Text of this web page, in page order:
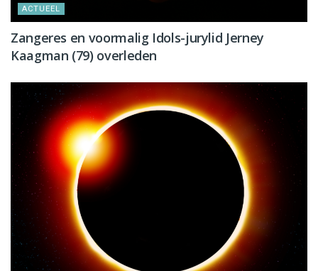
ACTUEEL
Zangeres en voormalig Idols-jurylid Jerney
Kaagman (79) overleden